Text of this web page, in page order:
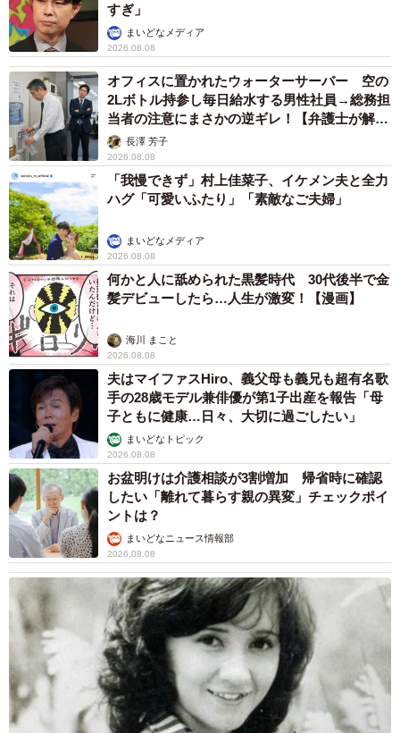
すぎ」
まいどなメディア
2026.08.08
オフィスに置かれたウォーターサーバー 空の
2Lボトル持参し毎日給水する男性社員→総務担
当者の注意にまさかの逆ギレ！【弁護士が解
説】長澤 芳子
2026.08.08
「我慢できず」村上佳菜子、イケメン夫と全力
ハグ「可愛いふたり」「素敵なご夫婦」
まいどなメディア
2026.08.08
何かと人に舐められた黒髪時代 30代後半で金
髪デビューしたら…人生が激変！【漫画】
海川 まこと
2026.08.08
夫はマイファスHiro、義父母も義兄も超有名歌
手の28歳モデル兼俳優が第1子出産を報告「母
子ともに健康…日々、大切に過ごしたい」
まいどなトピック
2026.08.08
お盆明けは介護相談が3割増加 帰省時に確認
したい「離れて暮らす親の異変」チェックポイ
ントは？
まいどなニュース情報部
2026.08.08